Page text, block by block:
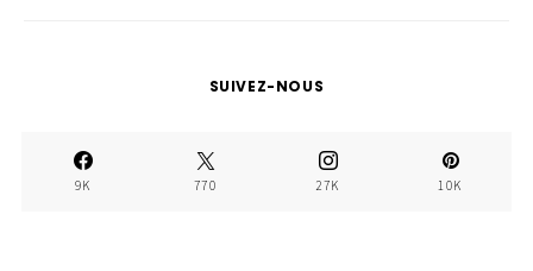
SUIVEZ-NOUS
9K 770 27K 10K